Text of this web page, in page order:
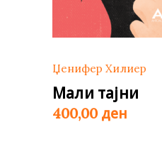
Џенифер Хилиер
Мали тајни
400,00 ден